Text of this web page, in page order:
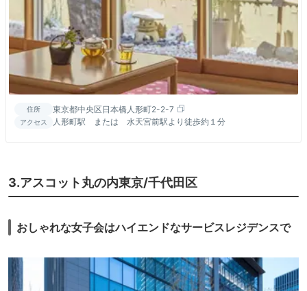
住所 東京都中央区日本橋人形町2-2-7
アクセス 人形町駅 または 水天宮前駅より徒歩約１分
3.アスコット丸の内東京/千代田区
おしゃれな女子会はハイエンドなサービスレジデンスで